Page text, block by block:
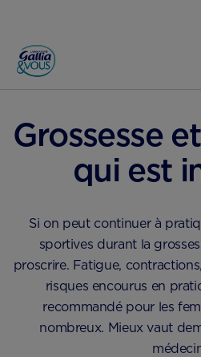
ACCUEIL
Grossesse
qui est
Si on peut continuer à
sportives durant la
proscrire. Fatigue,
risques encourus en
recommandé pour les
nombreux. Mieux vaut